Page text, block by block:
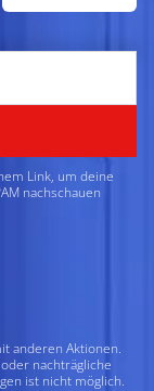
Link, um deine
nachschauen
anderen Aktionen.
nachträgliche
ist nicht möglich.